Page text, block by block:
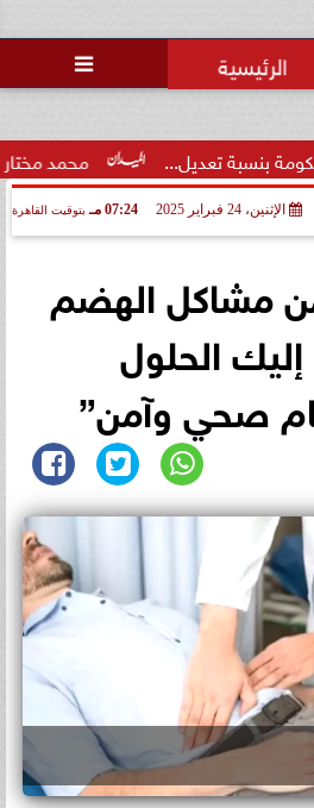

محمد مختار جمعة: الإعلام صانع
الإثنين، 24 فبراير 2025 07:24 مـ بتوقيت القاهرة
مشاكل الهضم
الحلول
صحي وآمن”
حالة غليان في نادي الشيخ زايد:
اتهامات للجنة المؤقتة بـ ”التواطؤ”